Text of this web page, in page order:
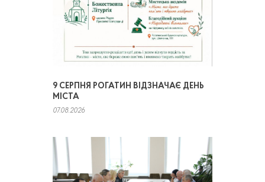
9 СЕРПНЯ РОГАТИН ВІДЗНАЧАЄ ДЕНЬ
МІСТА
07.08.2026